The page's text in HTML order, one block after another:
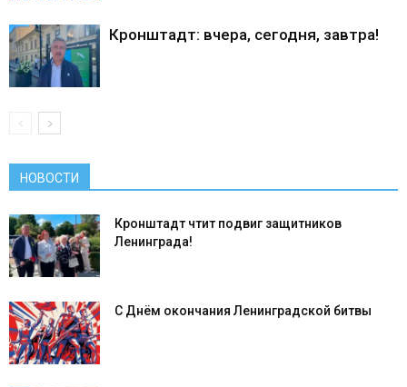
Кронштадт: вчера, сегодня, завтра!
НОВОСТИ
Кронштадт чтит подвиг защитников
Ленинграда!
С Днём окончания Ленинградской битвы